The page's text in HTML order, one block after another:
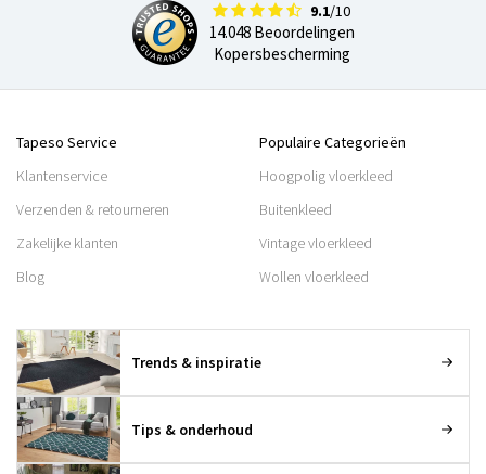
9.1/10
14.048 Beoordelingen
Kopersbescherming
Tapeso Service
Klantenservice
Verzenden & retourneren
Zakelijke klanten
Blog
Populaire Categorieën
Hoogpolig vloerkleed
Buitenkleed
Vintage vloerkleed
Wollen vloerkleed
Trends & inspiratie
Tips & onderhoud